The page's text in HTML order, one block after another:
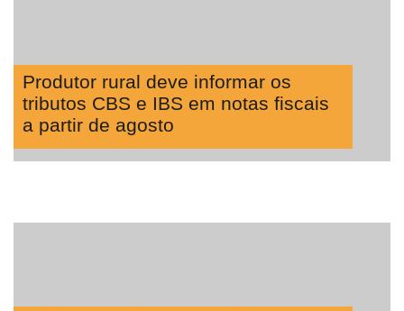
Produtor rural deve informar os
tributos CBS e IBS em notas fiscais
a partir de agosto